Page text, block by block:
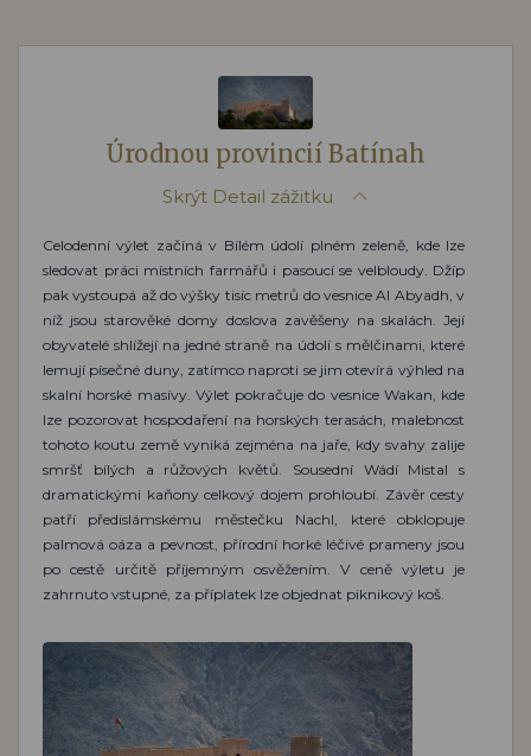
Úrodnou provincií Batínah
Skrýt Detail zážitku
Celodenní výlet začíná v Bílém údolí plném zeleně, kde lze
sledovat práci místních farmářů i pasoucí se velbloudy. Džíp
pak vystoupá až do výšky tisíc metrů do vesnice Al Abyadh, v
níž jsou starověké domy doslova zavěšeny na skalách. Její
obyvatelé shlížejí na jedné straně na údolí s mělčinami, které
lemují písečné duny, zatímco naproti se jim otevírá výhled na
skalní horské masívy. Výlet pokračuje do vesnice Wakan, kde
lze pozorovat hospodaření na horských terasách, malebnost
tohoto koutu země vyniká zejména na jaře, kdy svahy zalije
smršť bílých a růžových květů. Sousední Wádí Mistal s
dramatickými kaňony celkový dojem prohloubí. Závěr cesty
patří předislámskému městečku Nachl, které obklopuje
palmová oáza a pevnost, přírodní horké léčivé prameny jsou
po cestě určitě příjemným osvěžením. V ceně výletu je
zahrnuto vstupné, za příplatek lze objednat piknikový koš.